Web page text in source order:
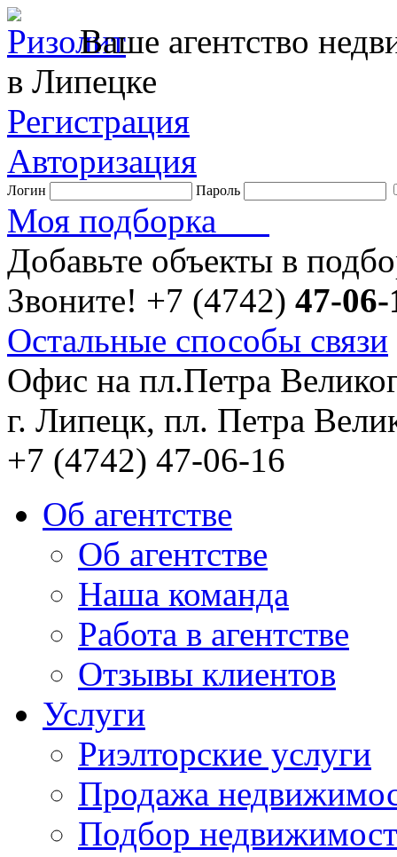
Ваше агентство
в Липецке
Регистрация
Авторизация
Логин Пароль
Моя подборка
Добавьте объекты в
Звоните! +7 (4742) 47-06-
Остальные способы связи
Офис на пл.Петра
г. Липецк, пл. Петра
+7 (4742) 47-06-16
Об агентстве
Об агентстве
Наша команда
Работа в агентстве
Отзывы клиентов
Услуги
Риэлторские услуги
Продажа
Подбор